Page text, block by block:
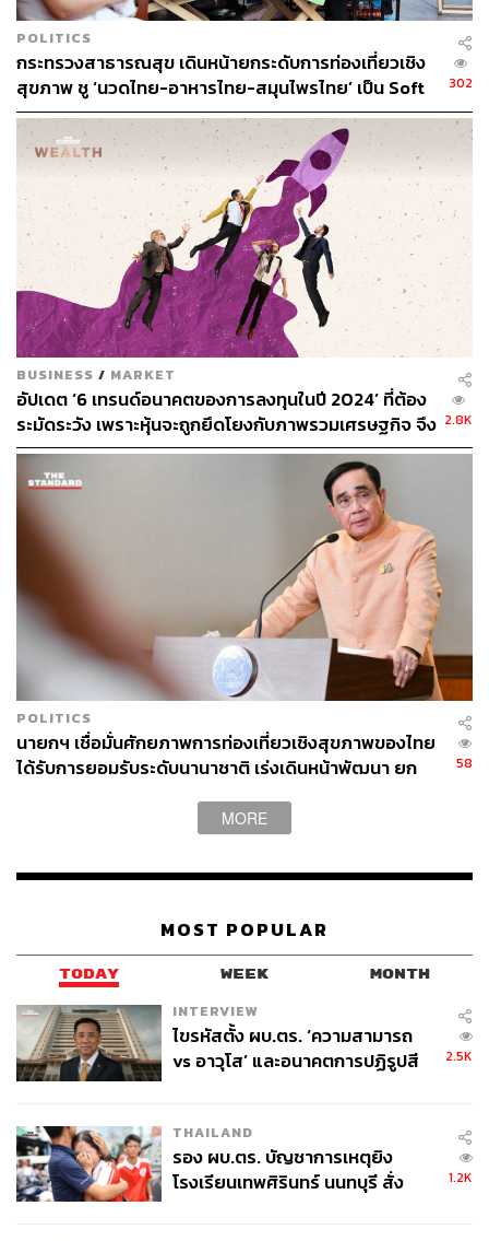
4. ไม่ใช่แค่พัก แต่เปลี่ยนชีวิต
แขกหลายคนกลับมาพักที่ชีวาศรมซ้ำแล้วซ้ำเล่า เพราะที่นี่
ไม่ได้ให้แค่ความผ่อนคลายชั่วคราว แต่ช่วย ‘เปลี่ยนวิถีชีวิต’
อย่างยั่งยืน ไม่ว่าจะเป็นคนที่ต้องการฟื้นฟูสุขภาพหลังเจ็บป่วย
ผู้บริหารที่ต้องการดีท็อกซ์จากความเครียด หรือคนที่อยาก
เรียนรู้วิธีดูแลตัวเองอย่างถาวร ทุกคนจะได้รับเครื่องมือใน
การดูแลตัวเองกลับบ้านไปเสมอ
5. ความสม่ำเสมอและการพัฒนาไม่หยุดนิ่ง
แม้เปิดมานานแต่ชีวาศรมไม่เคยหยุดพัฒนา ทั้งในแง่ของ
บริการ เทคโนโลยี และประสบการณ์ผู้เข้าพัก ตลอด 30 ปีที่
ผ่านมา มีการปรับปรุงโปรแกรมสุขภาพตลอดเวลา จากแรก
เริ่มที่มีเพียงแค่โปรแกรมสปาทั่วไป พัฒนาจนมาเป็น
การนำความคิดเห็นของลูกค้ามาต่อยอดปรับปรุงอยู่เสมอ รี
อีกหลายอย่างที่ทำให้แขกผู้มาพักรู้สึกถึงสิ่งใหม่ และความ
เข้าใจดีว่า Wellness ไม่ใช่สิ่งที่หยุดอยู่กับที่ แต่ต้องเติบโตไป
พร้อมกับผู้คนและโลกที่เปลี่ยนแปลงอยู่เสมอ
ชีวาศรมคือบทพิสูจน์ว่าแบรนด์ไทยที่ยึดมั่นในปรัชญา ใส่ใจ
ในคุณภาพ และพัฒนาอย่างต่อเนื่อง สามารถเติบโตจนได้รับ
การยอมรับในระดับโลกได้อย่างแท้จริง และยังคงเป็นแรง
บันดาลใจให้กับแบรนด์ Wellness อื่นๆ ทั่วเอเชียและทั่วโลก
POLITICS
กระทรวงสาธารณสุข เดินหน้ายกระดับการท่องเที่ยวเชิง
สุขภาพ ชู ‘นวดไทย-อาหารไทย-สมุนไพรไทย’ เป็น Soft
Power
302
BUSINESS / MARKET
อัปเดต ‘6 เทรนด์อนาคตของการลงทุนในปี 2024’ ที่ต้อง
ระมัดระวัง เพราะหุ้นจะถูกยึดโยงกับภาพรวมเศรษฐกิจ จึง
ต้องหาตลาดที่เติบโตได้ดีที่สุด
2.8K
POLITICS
นายกฯ เชื่อมั่นศักยภาพการท่องเที่ยวเชิงสุขภาพของไทย
ได้รับการยอมรับระดับนานาชาติ เร่งเดินหน้าพัฒนา ยก
58
MORE
MOST POPULAR
TODAY WEEK MONTH
INTERVIEW
ไขรหัสตั้ง ผบ.ตร. ‘ความสามารถ
vs อาวุโส’ และอนาคตการปฏิรูปสี
2.5K
THAILAND
รอง ผบ.ตร. บัญชาการเหตุยิง
โรงเรียนเทพศิรินทร์ นนทบุรี สั่ง
1.2K